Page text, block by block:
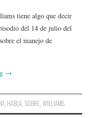
tiene algo que decir
del 14 de julio del
el manejo de
→
, HABLA, SOBRE, WILLIAMS